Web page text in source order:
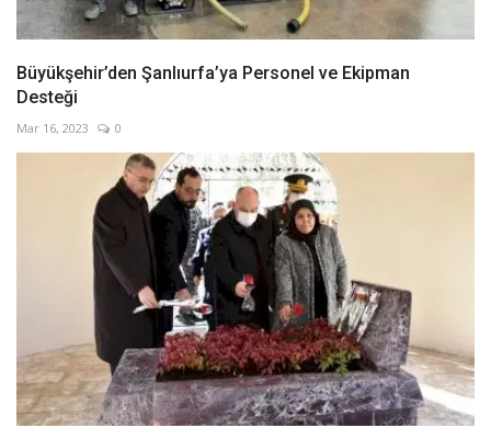
Büyükşehir’den Şanlıurfa’ya Personel ve Ekipman
Desteği
Mar 16, 2023 0